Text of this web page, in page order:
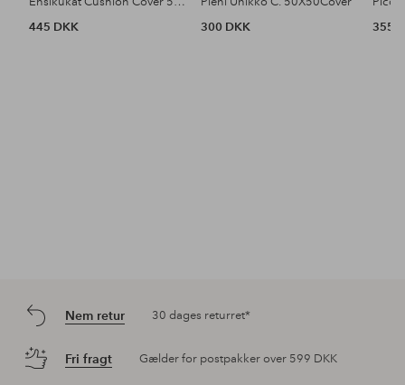
445 DKK
300 DKK
355
Nem retur 30 dages returret*
Fri fragt Gælder for postpakker over 599 DKK